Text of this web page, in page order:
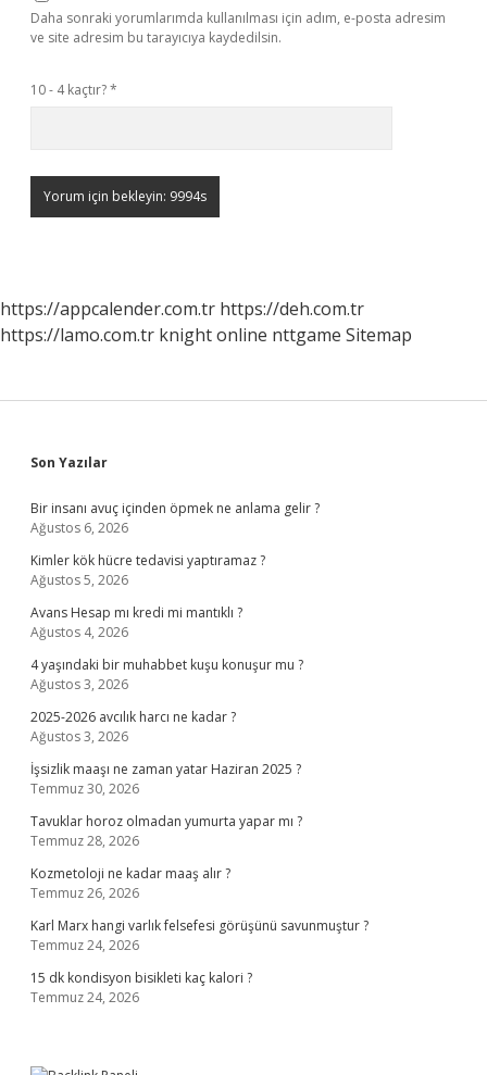
Daha sonraki yorumlarımda kullanılması için adım, e-posta adresim
ve site adresim bu tarayıcıya kaydedilsin.
10 - 4 kaçtır?*
https://appcalender.com.tr https://deh.com.tr
https://lamo.com.tr knight online nttgame Sitemap
Sidebar
Son Yazılar
Bir insanı avuç içinden öpmek ne anlama gelir ?
Ağustos 6, 2026
Kimler kök hücre tedavisi yaptıramaz ?
Ağustos 5, 2026
Avans Hesap mı kredi mi mantıklı ?
Ağustos 4, 2026
4 yaşındaki bir muhabbet kuşu konuşur mu ?
Ağustos 3, 2026
2025-2026 avcılık harcı ne kadar ?
Ağustos 3, 2026
İşsizlik maaşı ne zaman yatar Haziran 2025 ?
Temmuz 30, 2026
Tavuklar horoz olmadan yumurta yapar mı ?
Temmuz 28, 2026
Kozmetoloji ne kadar maaş alır ?
Temmuz 26, 2026
Karl Marx hangi varlık felsefesi görüşünü savunmuştur ?
Temmuz 24, 2026
15 dk kondisyon bisikleti kaç kalori ?
Temmuz 24, 2026